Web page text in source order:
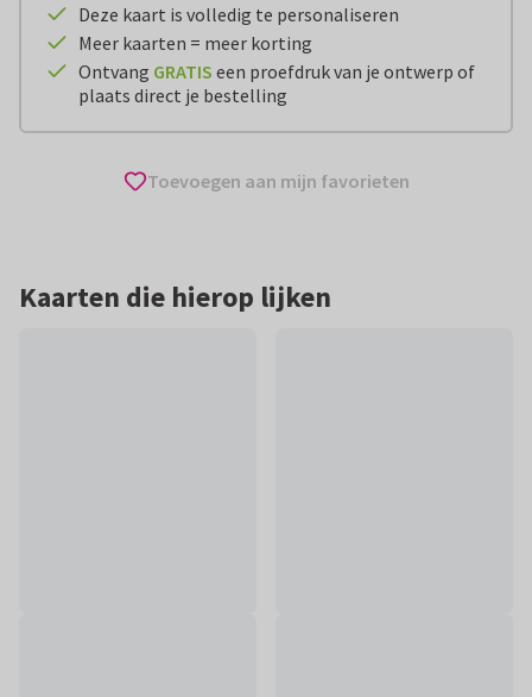
Deze kaart is volledig te personaliseren
Meer kaarten = meer korting
Ontvang GRATIS een proefdruk van je ontwerp of
plaats direct je bestelling
Toevoegen aan mijn favorieten
Kaarten die hierop lijken